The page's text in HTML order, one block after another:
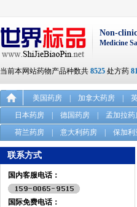
Non-
Medicine
当前本网站药物产品种数共 8525 处方药
美国药房 加拿大药房
日本药房
德国药房 孟加拉药
荷兰药房
意大利药房 保加利
联系方式
国内客服电话：
国际免费电话：